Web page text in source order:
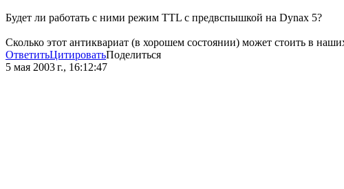
Будет ли работать с ними режим TTL с предвспышкой на Dynax 5?
Сколько этот антиквариат (в хорошем состоянии) может стоить в
ОтветитьЦитироватьПоделиться
5 мая 2003 г., 16:12:47